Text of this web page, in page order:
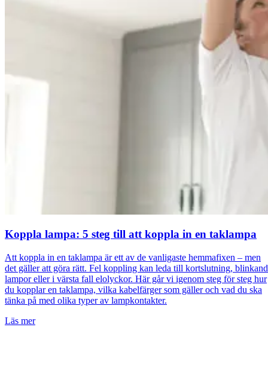
Koppla lampa: 5 steg till att koppla in en taklampa
Att koppla in en taklampa är ett av de vanligaste hemmafixen – men
det gäller att göra rätt. Fel koppling kan leda till kortslutning,
lampor eller i värsta fall elolyckor. Här går vi igenom steg för steg hur
du kopplar en taklampa, vilka kabelfärger som gäller och vad du ska
tänka på med olika typer av lampkontakter.
Läs mer